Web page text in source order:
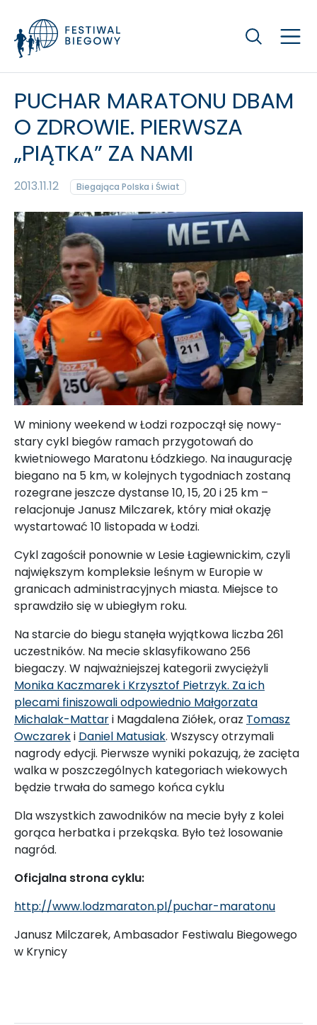
Szukaj
PUCHAR MARATONU DBAM
O ZDROWIE. PIERWSZA
„PIĄTKA” ZA NAMI
2013.11.12 Biegająca Polska i Świat
W miniony weekend w Łodzi rozpoczął się nowy-
stary cykl biegów ramach przygotowań do
kwietniowego Maratonu Łódzkiego. Na inaugurację
biegano na 5 km, w kolejnych tygodniach zostaną
rozegrane jeszcze dystanse 10, 15, 20 i 25 km –
relacjonuje Janusz Milczarek, który miał okazję
wystartować 10 listopada w Łodzi.
Cykl zagościł ponownie w Lesie Łagiewnickim, czyli
największym kompleksie leśnym w Europie w
granicach administracyjnych miasta. Miejsce to
sprawdziło się w ubiegłym roku.
Na starcie do biegu stanęła wyjątkowa liczba 261
uczestników. Na mecie sklasyfikowano 256
biegaczy. W najważniejszej kategorii zwyciężyli
Monika Kaczmarek i Krzysztof Pietrzyk. Za ich
plecami finiszowali odpowiednio Małgorzata
Michalak-Mattari Magdalena Ziółek, oraz Tomasz
Owczareki Daniel Matusiak. Wszyscy otrzymali
nagrody edycji. Pierwsze wyniki pokazują, że zacięta
walka w poszczególnych kategoriach wiekowych
będzie trwała do samego końca cyklu
Dla wszystkich zawodników na mecie były z kolei
gorąca herbatka i przekąska. Było też losowanie
nagród.
Oficjalna strona cyklu:
http://www.lodzmaraton.pl/puchar-maratonu
Janusz Milczarek, Ambasador Festiwalu Biegowego
w Krynicy